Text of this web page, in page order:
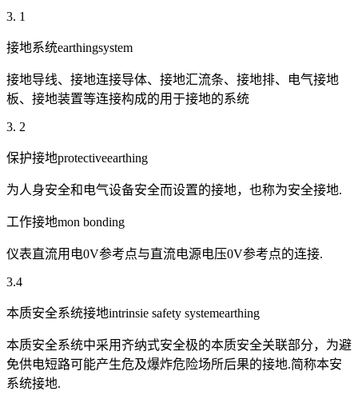
3. 1
接地系统earthingsystem
接地导线、接地连接导体、接地汇流条、接地排、电气接地
板、接地装置等连接构成的用于接地的系统
3. 2
保护接地protectiveearthing
为人身安全和电气设备安全而设置的接地，也称为安全接地.
工作接地mon bonding
仪表直流用电0V参考点与直流电源电压0V参考点的连接.
3.4
本质安全系统接地intrinsie safety systemearthing
本质安全系统中采用齐纳式安全极的本质安全关联部分，为避
免供电短路可能产生危及爆炸危险场所后果的接地.简称本安
系统接地.